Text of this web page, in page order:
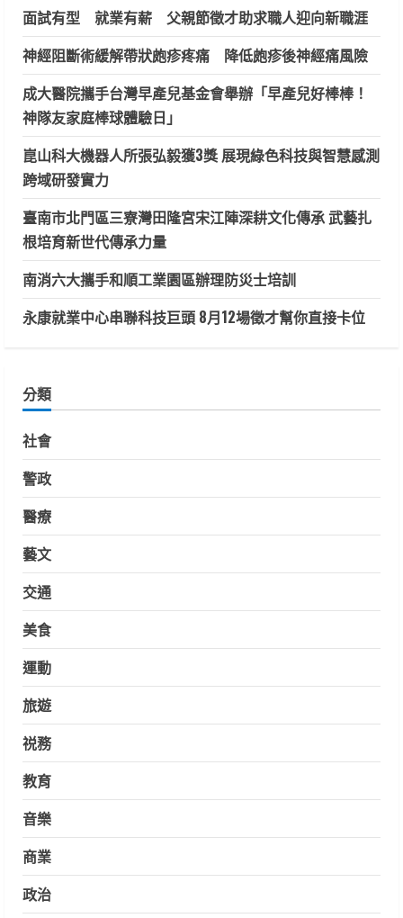
面試有型 就業有薪 父親節徵才助求職人迎向新職涯
神經阻斷術緩解帶狀皰疹疼痛 降低皰疹後神經痛風險
成大醫院攜手台灣早產兒基金會舉辦「早產兒好棒棒！
神隊友家庭棒球體驗日」
崑山科大機器人所張弘毅獲3獎 展現綠色科技與智慧感測
跨域研發實力
臺南市北門區三寮灣田隆宮宋江陣深耕文化傳承 武藝扎
根培育新世代傳承力量
南消六大攜手和順工業園區辦理防災士培訓
永康就業中心串聯科技巨頭 8月12場徵才幫你直接卡位
分類
社會
警政
醫療
藝文
交通
美食
運動
旅遊
祱務
教育
音樂
商業
政治